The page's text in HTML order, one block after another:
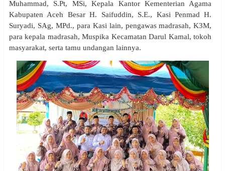
Muhammad, S.Pt, MSi, Kepala Kantor Kementerian Agama
Kabupaten Aceh Besar H. Saifuddin, S.E., Kasi Penmad H.
Suryadi, SAg, MPd., para Kasi lain, pengawas madrasah, K3M,
para kepala madrasah, Muspika Kecamatan Darul Kamal, tokoh
masyarakat, serta tamu undangan lainnya.